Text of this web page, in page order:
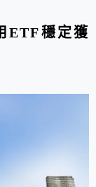
ETF穩定獲